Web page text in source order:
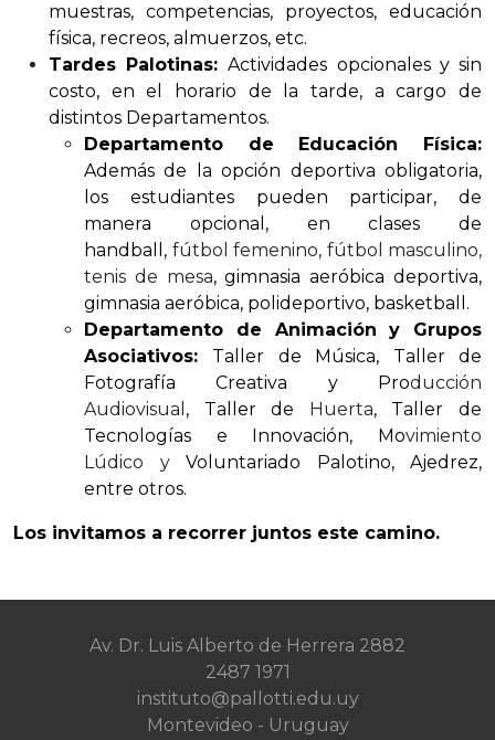
muestras, competencias, proyectos, educación
física, recreos, almuerzos, etc.
Tardes Palotinas: Actividades opcionales y sin
costo, en el horario de la tarde, a cargo de
distintos Departamentos.
Departamento de Educación Física:
Además de la opción deportiva obligatoria,
los estudiantes pueden participar, de
manera opcional, en clases de
handball, fútbol femenino, fútbol masculino,
tenis de mesa, gimnasia aeróbica deportiva,
gimnasia aeróbica, polideportivo, basketball.
Departamento de Animación y Grupos
Asociativos: Taller de Música, Taller de
Fotografía Creativa y Producción
Audiovisual , Taller de Huerta, Taller de
Tecnologías e Innovación, Movimiento
Lúdico y Voluntariado Palotino, Ajedrez,
entre otros.
Los invitamos a recorrer juntos este camino.
Av. Dr. Luis Alberto de Herrera 2882
2487 1971
instituto@pallotti.edu.uy
Montevideo - Uruguay